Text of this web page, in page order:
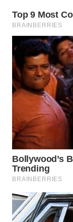
A chave para
agressividade
necessidade
defensiva do
realizada